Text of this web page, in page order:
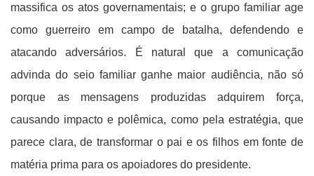
massifica os atos governamentais; e o grupo familiar age
como guerreiro em campo de batalha, defendendo e
atacando adversários. É natural que a comunicação
advinda do seio familiar ganhe maior audiência, não só
porque as mensagens produzidas adquirem força,
causando impacto e polêmica, como pela estratégia, que
parece clara, de transformar o pai e os filhos em fonte de
matéria prima para os apoiadores do presidente.